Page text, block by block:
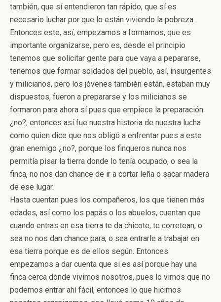
también, que sí entendieron tan rápido, que sí es
necesario luchar por que lo están viviendo la pobreza.
Entonces este, así, empezamos a formarnos, que es
importante organizarse, pero es, desde el principio
tenemos que solicitar gente para que vaya a pepararse,
tenemos que formar soldados del pueblo, así, insurgentes
y milicianos, pero los jóvenes también están, estaban muy
dispuestos, fueron a prepararse y los milicianos se
formaron para ahora sí pues que empiece la preparación
¿no?, entonces así fue nuestra historia de nuestra lucha
como quien dice que nos obligó a enfrentar pues a este
gran enemigo ¿no?, porque los finqueros nunca nos
permitía pisar la tierra donde lo tenía ocupado, o sea la
finca, no nos dan chance de ir a cortar leña o sacar madera
de ese lugar.
Hasta cuentan pues los compañeros, los que tienen más
edades, así como los papás o los abuelos, cuentan que
cuando entras en esa tierra te da chicote, te corretean, o
sea no nos dan chance para, o sea entrarle a trabajar en
esa tierra porque es de ellos según. Entonces
empezamos a dar cuenta que si es así porque hay una
finca cerca donde vivimos nosotros, pues lo vimos que no
podemos entrar ahí fácil, entonces lo que hicimos